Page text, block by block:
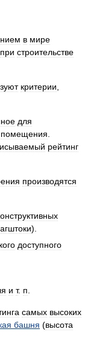
в мире
при строительстве
критерии
для
помещения
рейтинг
производятся
).
доступного
и т. п
самых высоких
башня (высота